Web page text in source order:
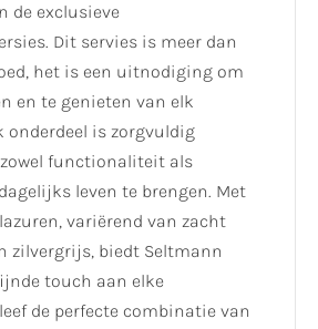
de exclusieve
Dit servies is meer dan
het is een uitnodiging om
en te genieten van elk
onderdeel is zorgvuldig
functionaliteit als
leven te brengen. Met
variërend van zacht
zilvergrijs, biedt Seltmann
touch aan elke
de perfecte combinatie van